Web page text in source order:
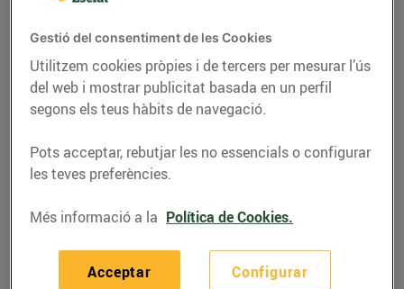
RECEPTES
Salmó Bella Aurora
24/d’abril/2020
A l'emotiva novel·la
El Camí de les Aigües
Badia, una cuinera jubilada de l’Espluga de Francolí,
decideix recollir totes les receptes que ha cuinat al
Gestió del consentiment de les Cookies
Utilitzem cookies pròpies i de tercers per mesurar l’ús
del web i mostrar publicitat basada en un perfil
segons els teus hàbits de navegació.
Pots acceptar, rebutjar les no essencials o configurar
les teves preferències.
Més informació a la Política de Cookies.
Configurar
Acceptar